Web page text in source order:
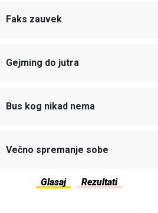
Faks zauvek
Gejming do jutra
Bus kog nikad nema
Večno spremanje sobe